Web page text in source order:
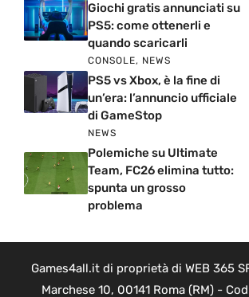
Giochi gratis annunciati su
PS5: come ottenerli e
quando scaricarli
CONSOLE, NEWS
PS5 vs Xbox, è la fine di
un’era: l’annuncio ufficiale
di GameStop
NEWS
Polemiche su Ultimate
Team, FC26 elimina tutto:
spunta un grosso
problema
Games4all.it di proprietà di WEB 365
Marchese 10, 00141 Roma (RM) -